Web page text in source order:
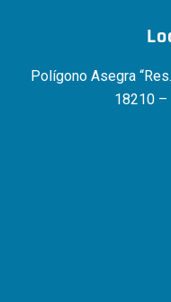
Polígono Asegra
18210 –